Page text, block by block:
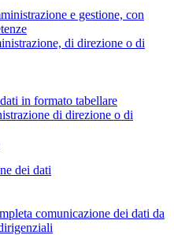
e gestione, con
di direzione o di
in formato tabellare
di direzione o di
dei dati
comunicazione dei dati da